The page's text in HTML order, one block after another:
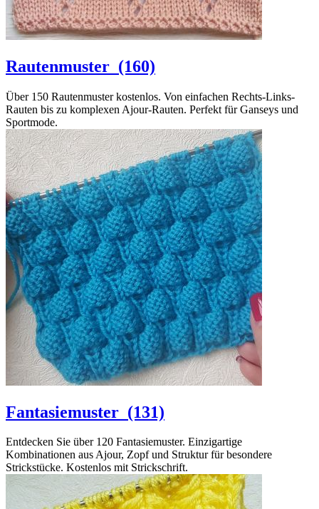
Rautenmuster (160)
Über 150 Rautenmuster kostenlos. Von einfachen Rechts-Links-
Rauten bis zu komplexen Ajour-Rauten. Perfekt für Ganseys und
Sportmode.
Fantasiemuster (131)
Entdecken Sie über 120 Fantasiemuster. Einzigartige
Kombinationen aus Ajour, Zopf und Struktur für besondere
Strickstücke. Kostenlos mit Strickschrift.